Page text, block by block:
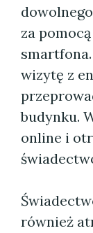
za
wizytę z
budynku.
online i
również